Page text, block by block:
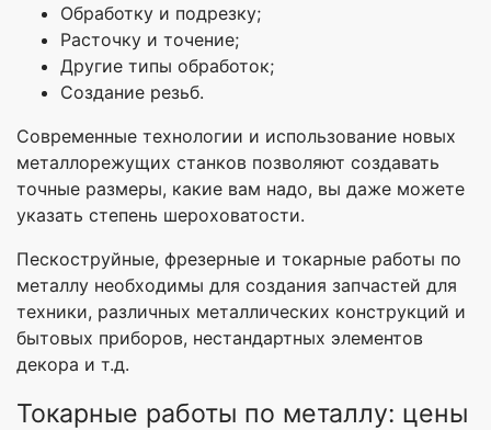
Обработку и подрезку;
Расточку и точение;
Другие типы обработок;
Создание резьб.
Современные технологии и использование новых
металлорежущих станков позволяют создавать
точные размеры, какие вам надо, вы даже можете
указать степень шероховатости.
Пескоструйные, фрезерные и токарные работы по
металлу необходимы для создания запчастей для
техники, различных металлических конструкций и
бытовых приборов, нестандартных элементов
декора и т.д.
Токарные работы по металлу: цены